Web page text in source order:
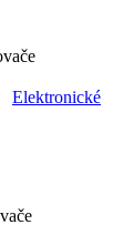
Elektronické